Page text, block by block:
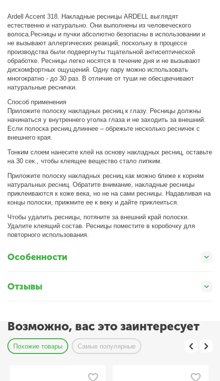
Ardell Accent 318. Накладные ресницы ARDELL выглядят
естественно и натурально. Они выполнены из человеческого
волоса.Ресницы и пучки абсолютно безопасны в использовании и
не вызывают аллергических реакций, поскольку в процессе
производства были подвергнуты тщательной антисептической
обработке. Ресницы легко носятся в течение дня и не вызывают
дискомфортных ощущений. Одну пару можно использовать
многократно - до 30 раз. В отличие от туши не обесцвечивают
натуральные реснички.
Способ применения
Приложите полоску накладных ресниц к глазу. Ресницы должны
начинаться у внутреннего уголка глаза и не заходить за внешний.
Если полоска ресниц длиннее – обрежьте несколько ресничек с
внешнего края.
Тонким слоем нанесите клей на основу накладных ресниц, оставьте
на 30 сек., чтобы клеящее вещество стало липким.
Приложите полоску накладных ресниц как можно ближе к корням
натуральных ресниц. Обратите внимание, накладные ресницы
приклеиваются к коже века, но не на сами ресницы. Надавливая на
концы полоски, прижмите ее к веку и дайте приклеиться.
Чтобы удалить ресницы, потяните за внешний край полоски.
Удалите клеящий состав. Ресницы поместите в коробочку для
повторного использования.
Особенности
Отзывы
Возможно, вас это заинтересует
Похожие товары Самые популярные